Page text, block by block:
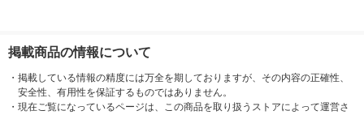
掲載商品の情報について
・ 掲載している情報の精度には万全を期しておりますが、その内容の正確性、
安全性、有用性を保証するものではありません。
・ 現在ご覧になっているページは、この商品を取り扱うストアによって運営さ